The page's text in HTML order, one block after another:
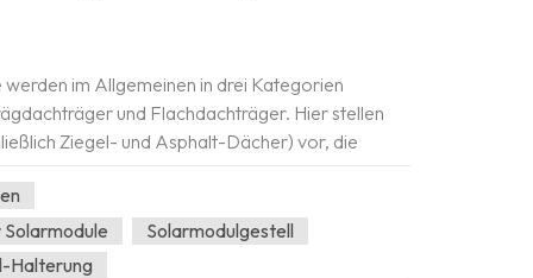
im Allgemeinen in drei Kategorien
und Flachdachträger. Hier stellen
Ziegel- und Asphalt-Dächer) vor, die
finden sind. Die Amortisationszeit...
Solarmodulgestell
Halterung